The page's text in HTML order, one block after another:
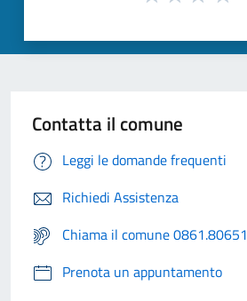
Contatta il comune
Leggi le domande frequenti
Richiedi Assistenza
Chiama il comune 0861.80651
Prenota un appuntamento